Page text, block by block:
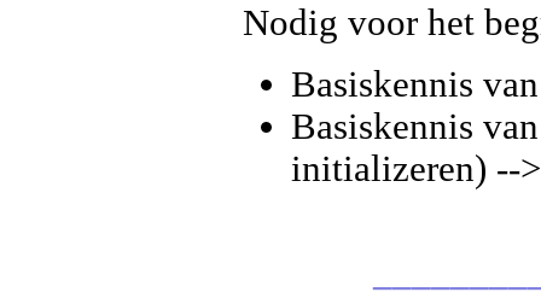
Nodig voor het
Basiskennis
Basiskennis
initializeren) --